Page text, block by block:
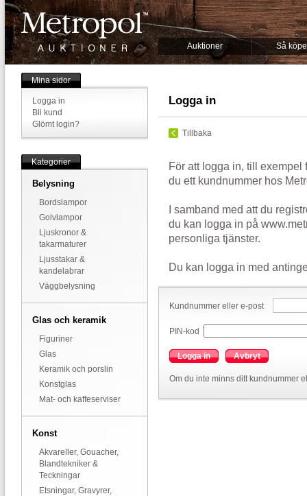
Auktioner Så
Mina sidor
Logga in
Bli kund
Glömt login?
Kategorier
Belysning
Bordslampor
Golvlampor
Ljuskronor &
takarmaturer
Ljusstakar &
kandelabrar
Väggbelysning
Glas och keramik
Figuriner
Glas
Keramik och porslin
Konstglas
Mat- och kaffeserviser
Konst
Akvareller, Gouacher,
Blandtekniker &
Teckningar
Etsningar, Gravyrer,
Logga in
Tillbaka
För att logga in, till exempel
du ett kundnummer hos
I samband med att du
du kan logga in på
personliga tjänster.
Du kan logga in med
Kundnummer eller e-post
PIN-kod
Logga in Avbryt
Om du inte minns ditt kundnummer